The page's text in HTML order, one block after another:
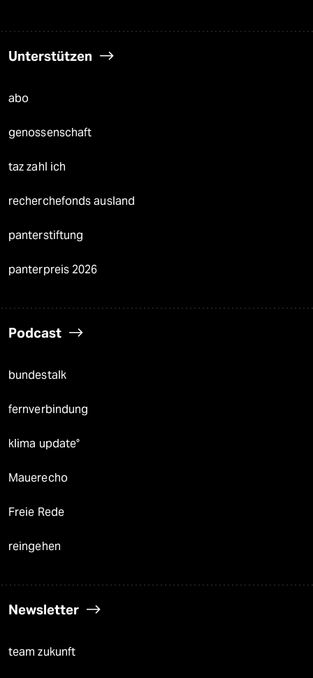
Unterstützen
abo
genossenschaft
taz zahl ich
recherchefonds ausland
panterstiftung
panterpreis 2026
Podcast
bundestalk
fernverbindung
klima update°
Mauerecho
Freie Rede
reingehen
Newsletter
team zukunft